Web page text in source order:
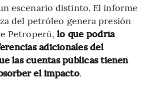
escenario distinto. El informe
del petróleo genera presión
Petroperú,lo que podría
adicionales del
las cuentas públicas tienen
el impacto.